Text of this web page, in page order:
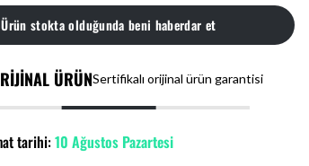
Ürün stokta olduğunda beni haberdar et
ÜRÜNSertifikalı orijinal ürün garantisi
tarihi:10 Ağustos Pazartesi